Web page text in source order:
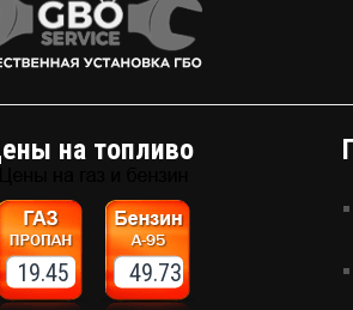
денег на топливе!
на топливо
19.45 49.73